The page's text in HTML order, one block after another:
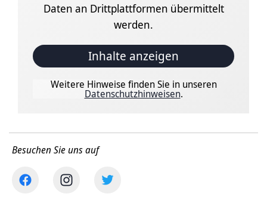
Daten an Drittplattformen übermittelt
werden.
Inhalte anzeigen
Weitere Hinweise finden Sie in unseren
Datenschutzhinweisen.
Besuchen Sie uns auf